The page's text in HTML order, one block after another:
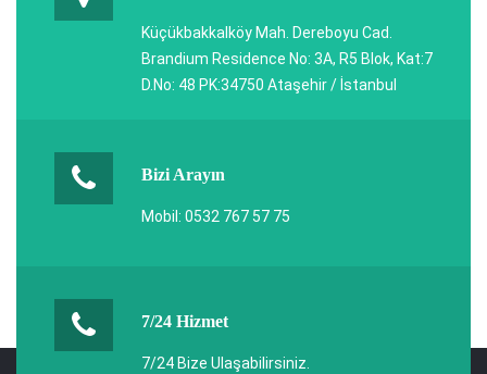
Küçükbakkalköy Mah. Dereboyu Cad.
Brandium Residence No: 3A, R5 Blok, Kat:7
D.No: 48 PK:34750 Ataşehir / İstanbul
Bizi Arayın
Mobil: 0532 767 57 75
7/24 Hizmet
7/24 Bize Ulaşabilirsiniz.